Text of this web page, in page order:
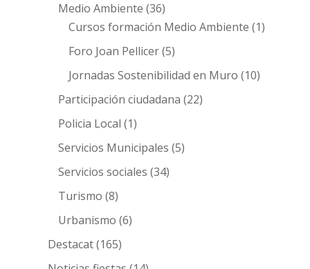
Medio Ambiente (36)
Cursos formación Medio Ambiente (1)
Foro Joan Pellicer(5)
Jornadas Sostenibilidad en Muro (10)
Participación ciudadana (22)
Policia Local (1)
Servicios Municipales (5)
Servicios sociales (34)
Turismo (8)
Urbanismo (6)
Destacat(165)